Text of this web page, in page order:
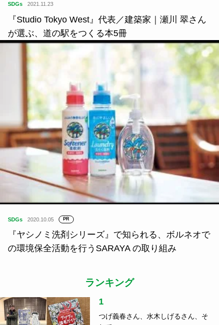
SDGs 2021.11.23
『Studio Tokyo West』代表／建築家｜瀬川 翠さん
が選ぶ、道の駅をつくる本5冊
SDGs 2020.10.05 PR
『ヤシノミ洗剤シリーズ』で知られる、ボルネオで
の環境保全活動を行うSARAYA の取り組み
ランキング
1
つげ義春さん、水木しげるさん、そ